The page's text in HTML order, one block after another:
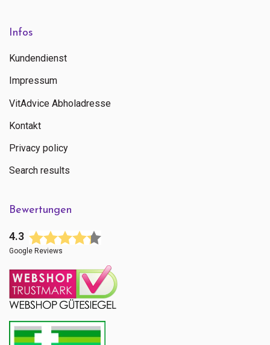
Infos
Kundendienst
Impressum
VitAdvice Abholadresse
Kontakt
Privacy policy
Search results
Bewertungen
4.3
Google Reviews